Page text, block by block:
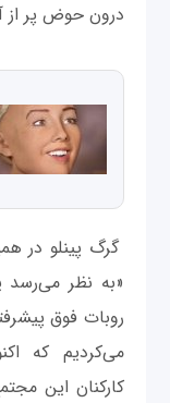
درون حوض پر
گرگ پینلو در
«به نظر می‌رسد
روبات فوق
می‌کردیم که
کارکنان این